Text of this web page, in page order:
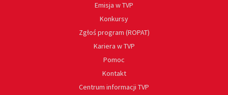
Emisja w TVP
Konkursy
Zgłoś program (ROPAT)
Kariera w TVP
Pomoc
Kontakt
Centrum informacji TVP